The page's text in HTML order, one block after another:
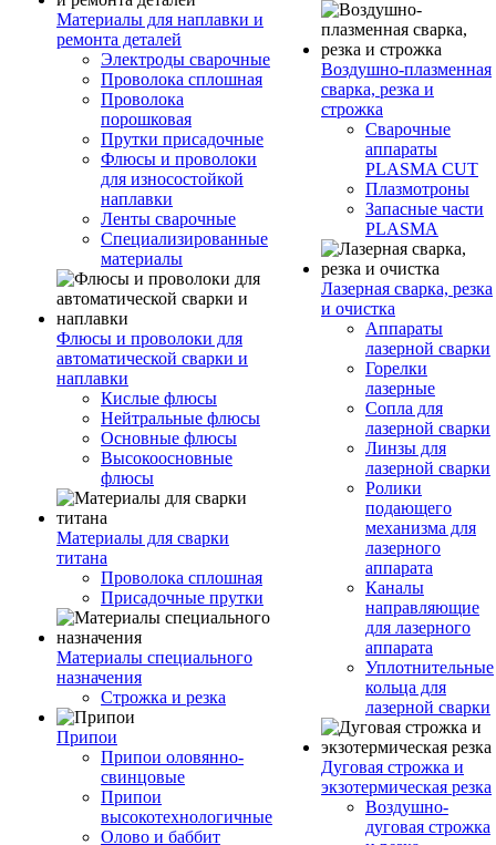
Материалы для наплавки и
ремонта деталей
Электроды сварочные
Проволока сплошная
Проволока
порошковая
Прутки присадочные
Флюсы и проволоки
для износостойкой
наплавки
Ленты сварочные
Специализированные
материалы
Флюсы и проволоки для
автоматической сварки и
наплавки
Кислые флюсы
Нейтральные флюсы
Основные флюсы
Высокоосновные
флюсы
Материалы для сварки
титана
Проволока сплошная
Присадочные прутки
Материалы специального
назначения
Строжка и резка
Припои
Припои оловянно-
свинцовые
Припои
высокотехнологичные
Олово и баббит
Воздушно-плазменная
сварка, резка и
строжка
Сварочные
аппараты
PLASMA CUT
Плазмотроны
Запасные части
PLASMA
Лазерная сварка, резка
и очистка
Аппараты
лазерной сварки
Горелки
лазерные
Сопла для
лазерной сварки
Линзы для
лазерной сварки
Ролики
подающего
механизма для
лазерного
аппарата
Каналы
направляющие
для лазерного
аппарата
Уплотнительные
кольца для
лазерной сварки
Дуговая строжка и
экзотермическая резка
Воздушно-
дуговая строжка